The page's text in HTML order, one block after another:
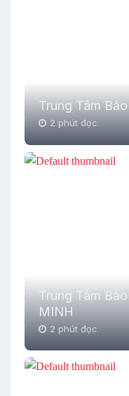
Trung Tâm
2 phút đọc
Trung Tâm
MINH
2 phút đọc